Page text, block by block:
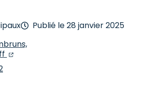
Publié le28 janvier 2025
(ouverture dans un nouvel onglet)
(ouverture dans un nouvel onglet)